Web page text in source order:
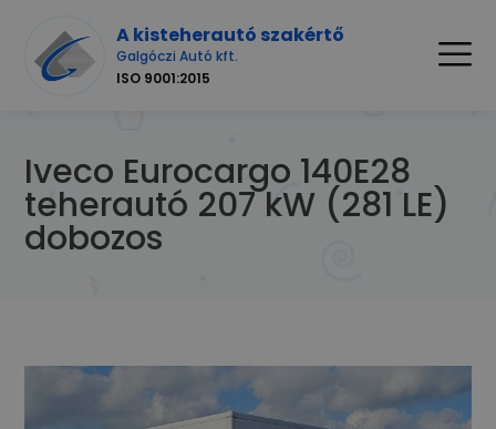
A kisteherautó szakértő
Galgóczi Autó kft.
ISO 9001:2015
Iveco Eurocargo 140E28
teherautó 207 kW (281 LE)
dobozos